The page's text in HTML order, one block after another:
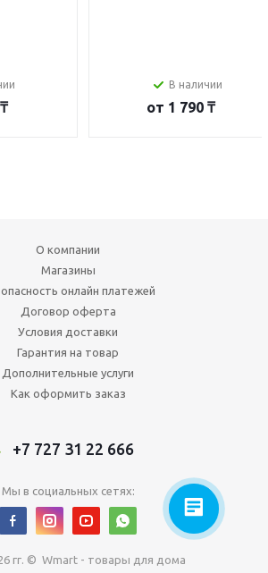
В наличии
от 1 790 ₸
О компании
Магазины
онлайн платежей
Договор оферта
Условия доставки
Гарантия на товар
Дополнительные услуги
Как оформить заказ
+7 727 31 22 666
Мы в социальных сетях:
гг. © Wmart - товары для дома